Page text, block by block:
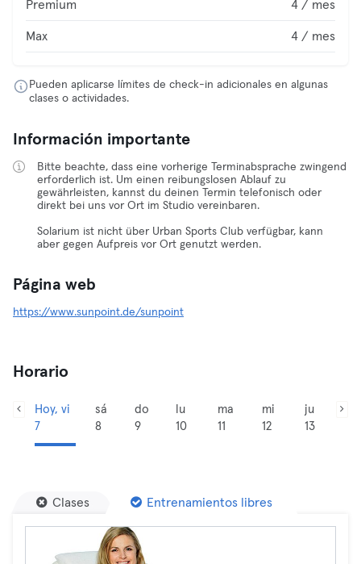
Premium 4 / mes
Max 4 / mes
Pueden aplicarse límites de check-in adicionales en algunas
clases o actividades.
Información importante
Bitte beachte, dass eine vorherige Terminabsprache zwingend
erforderlich ist. Um einen reibungslosen Ablauf zu
gewährleisten, kannst du deinen Termin telefonisch oder
direkt bei uns vor Ort im Studio vereinbaren.
Solarium ist nicht über Urban Sports Club verfügbar, kann
aber gegen Aufpreis vor Ort genutzt werden.
Página web
https://www.sunpoint.de/sunpoint
Horario
Hoy, vi
7
sá
8
do
9
lu
10
ma
11
mi
12
ju
13
Clases Entrenamientos libres